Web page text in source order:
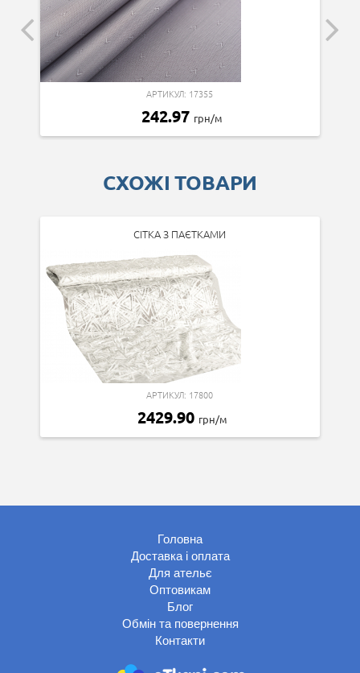
АРТИКУЛ: 17355
242.97 грн/м
СХОЖІ ТОВАРИ
СІТКА З ПАЄТКАМИ
АРТИКУЛ: 17800
2429.90 грн/м
Головна
Доставка і оплата
Для ательє
Оптовикам
Блог
Обмін та повернення
Контакти